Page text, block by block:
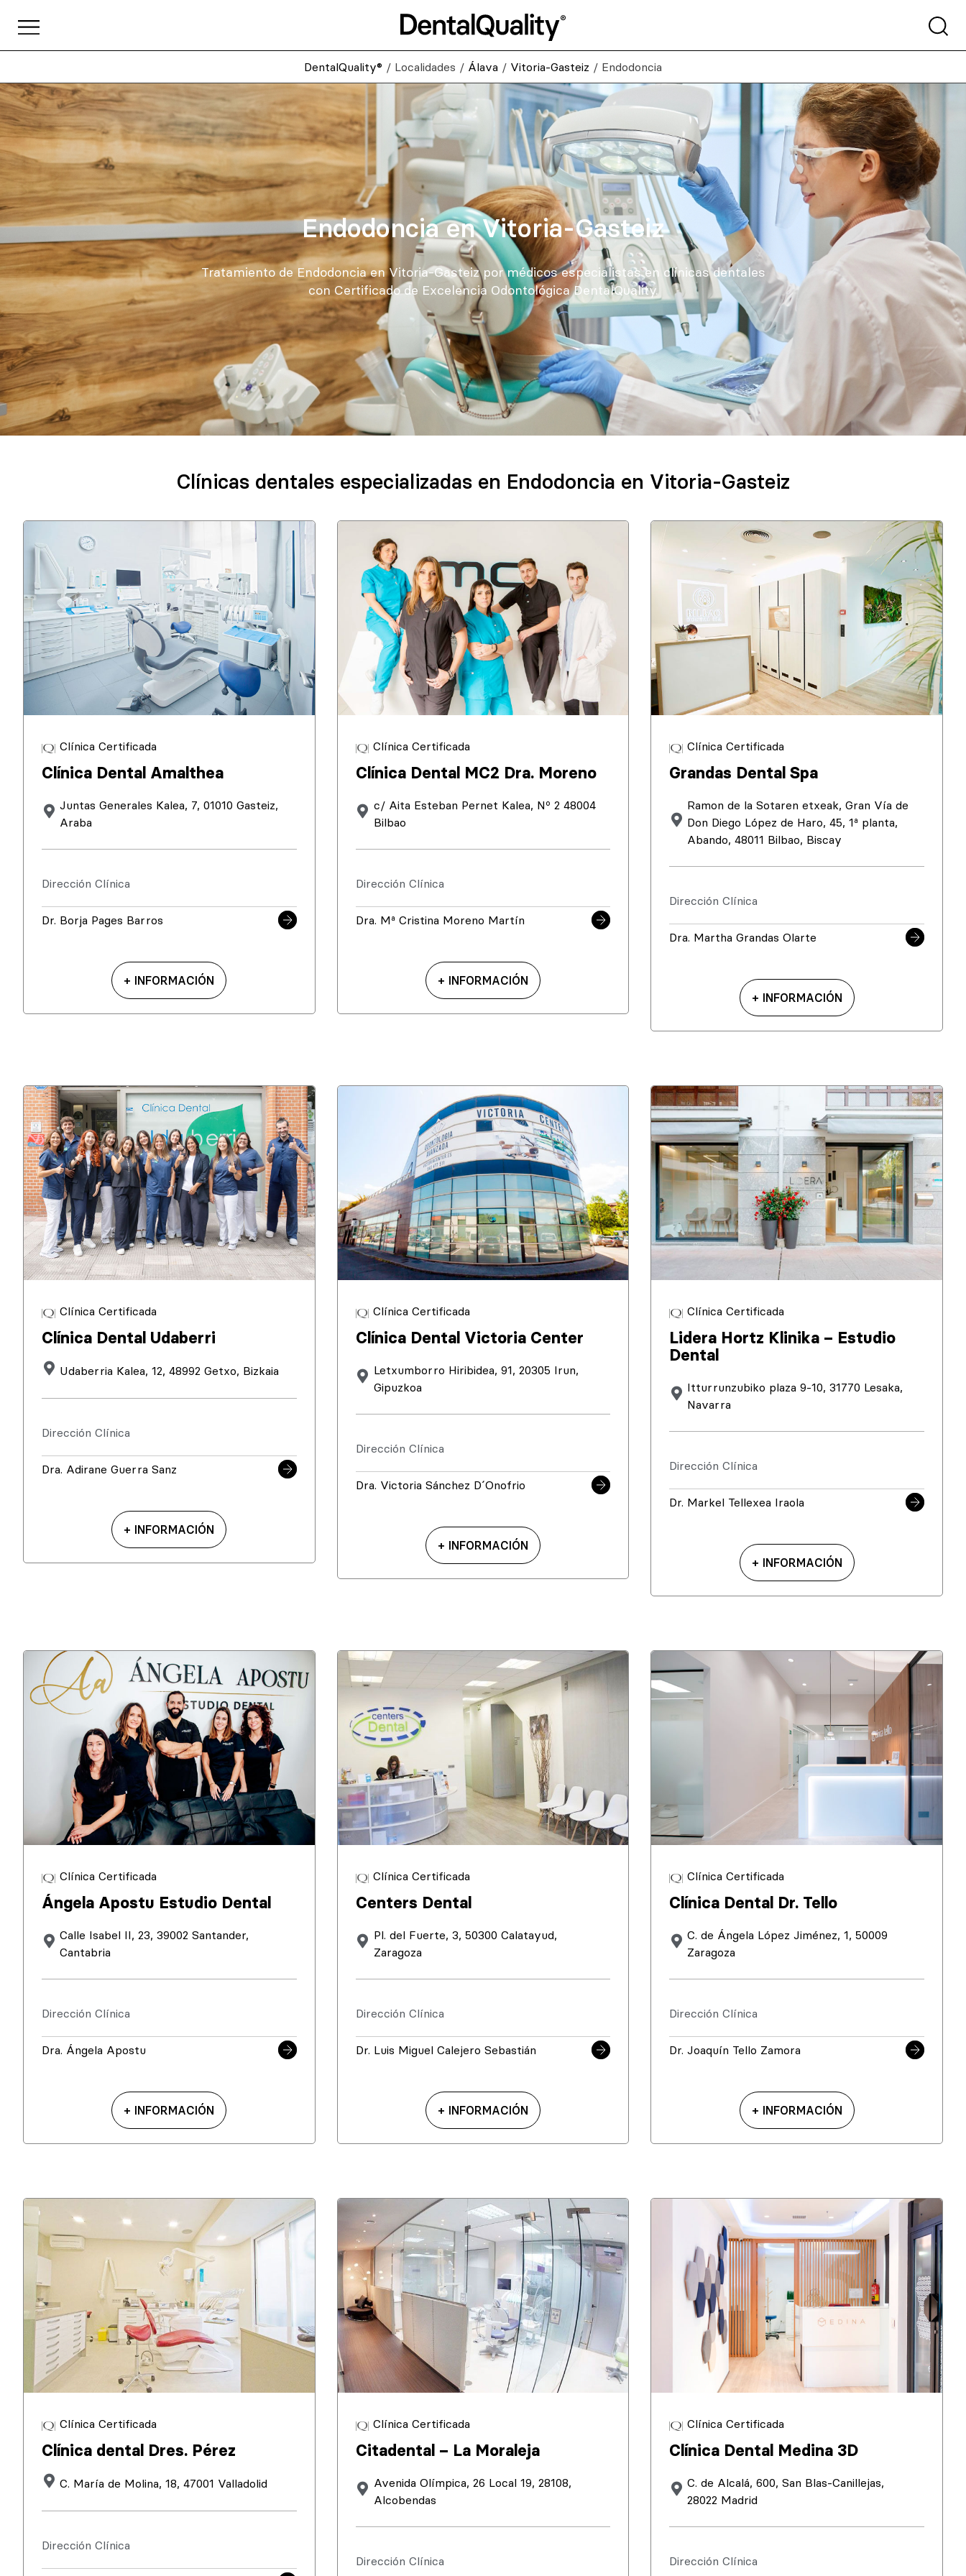
DentalQuality® / Localidades / Álava / Vitoria-Gasteiz / Endodoncia
Endodoncia en Vitoria-Gasteiz
Tratamiento de Endodoncia en Vitoria-Gasteiz por médicos especialistas en clínicas dentales
con Certificado de Excelencia Odontológica DentalQuality.
Clínicas dentales especializadas en Endodoncia en Vitoria-Gasteiz
Clínica Certificada
Clínica Dental Amalthea
Juntas Generales Kalea, 7, 01010 Gasteiz,
Araba
Dirección Clínica
Dr. Borja Pages Barros
+ INFORMACIÓN
Clínica Certificada
Clínica Dental MC2 Dra. Moreno
c/ Aita Esteban Pernet Kalea, Nº 2 48004
Bilbao
Dirección Clínica
Dra. Mª Cristina Moreno Martín
+ INFORMACIÓN
Clínica Certificada
Grandas Dental Spa
Ramon de la Sotaren etxeak, Gran Vía de
Don Diego López de Haro, 45, 1ª planta,
Abando, 48011 Bilbao, Biscay
Dirección Clínica
Dra. Martha Grandas Olarte
+ INFORMACIÓN
Clínica Certificada
Clínica Dental Udaberri
Udaberria Kalea, 12, 48992 Getxo, Bizkaia
Dirección Clínica
Dra. Adirane Guerra Sanz
+ INFORMACIÓN
Clínica Certificada
Clínica Dental Victoria Center
Letxumborro Hiribidea, 91, 20305 Irun,
Gipuzkoa
Dirección Clínica
Dra. Victoria Sánchez D´Onofrio
+ INFORMACIÓN
Clínica Certificada
Lidera Hortz Klinika – Estudio
Dental
Itturrunzubiko plaza 9-10, 31770 Lesaka,
Navarra
Dirección Clínica
Dr. Markel Tellexea Iraola
+ INFORMACIÓN
Clínica Certificada
Ángela Apostu Estudio Dental
Calle Isabel II, 23, 39002 Santander,
Cantabria
Dirección Clínica
Dra. Ángela Apostu
+ INFORMACIÓN
Clínica Certificada
Centers Dental
Pl. del Fuerte, 3, 50300 Calatayud,
Zaragoza
Dirección Clínica
Dr. Luis Miguel Calejero Sebastián
+ INFORMACIÓN
Clínica Certificada
Clínica Dental Dr. Tello
C. de Ángela López Jiménez, 1, 50009
Zaragoza
Dirección Clínica
Dr. Joaquín Tello Zamora
+ INFORMACIÓN
Clínica Certificada
Clínica dental Dres. Pérez
C. María de Molina, 18, 47001 Valladolid
Dirección Clínica
Clínica Certificada
Citadental – La Moraleja
Avenida Olímpica, 26 Local 19, 28108,
Alcobendas
Dirección Clínica
Clínica Certificada
Clínica Dental Medina 3D
C. de Alcalá, 600, San Blas-Canillejas,
28022 Madrid
Dirección Clínica